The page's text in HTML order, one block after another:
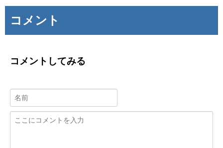
コメント
コメントしてみる